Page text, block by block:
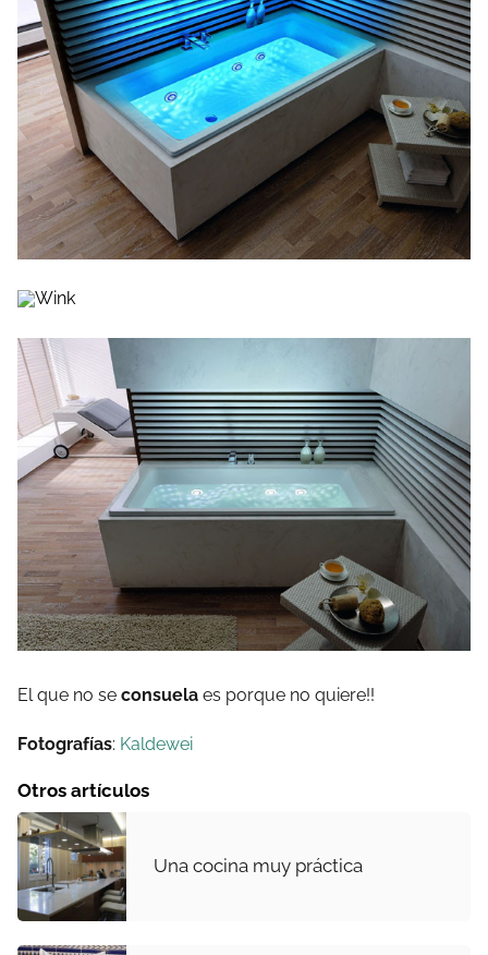
El que no se consuela es porque no quiere!!
Fotografías: Kaldewei
Otros artículos
Una cocina muy práctica